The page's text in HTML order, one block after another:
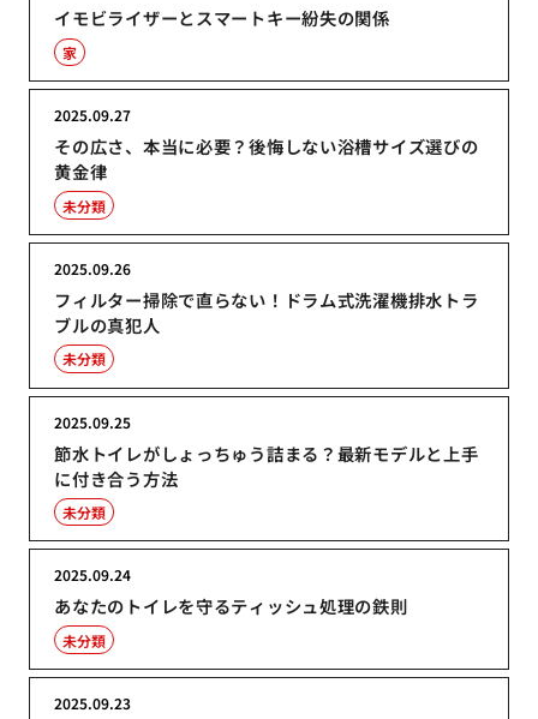
イモビライザーとスマートキー紛失の関係
家
その広さ、本当に必要？後悔しない浴槽サイズ選びの
黄金律
2025.09.27
未分類
フィルター掃除で直らない！ドラム式洗濯機排水トラ
ブルの真犯人
2025.09.26
未分類
節水トイレがしょっちゅう詰まる？最新モデルと上手
に付き合う方法
2025.09.25
未分類
あなたのトイレを守るティッシュ処理の鉄則
2025.09.24
未分類
2025.09.23